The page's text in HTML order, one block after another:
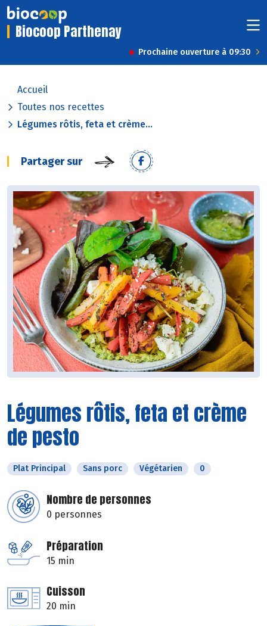
Biocoop Parthenay
Prochaine ouverture à 09:30
Accueil
Toutes nos recettes
Légumes rôtis, feta et crème...
Partager sur
Légumes rôtis, feta et crème
de pesto
Plat Principal Sans porc Végétarien 0
Nombre de personnes
0 personnes
Préparation
15 min
Cuisson
20 min